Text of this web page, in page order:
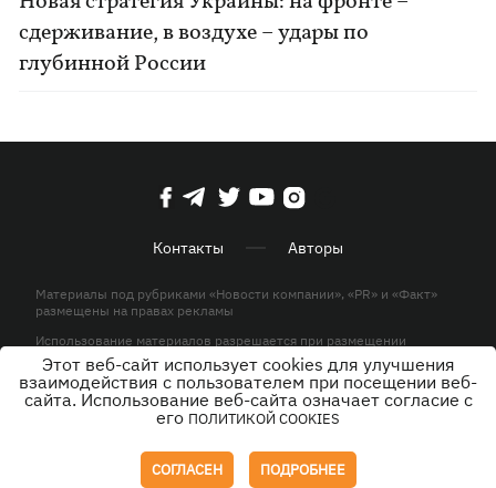
сдерживание, в воздухе – удары по
глубинной России
Контакты Авторы
Материалы под рубриками «Новости компании», «PR» и «Факт»
размещены на правах рекламы
Использование материалов разрешается при размещении
активной гиперссылки на KP.UA в первом абзаце.
© ООО «ЮЛАВ МЕДИА»,2026. Все права защищены.
Этот веб-сайт использует cookies для улучшения
взаимодействия с пользователем при посещении веб-
сайта. Использование веб-сайта означает согласие с
его ПОЛИТИКОЙ COOKIES
СОГЛАСЕН ПОДРОБНЕЕ